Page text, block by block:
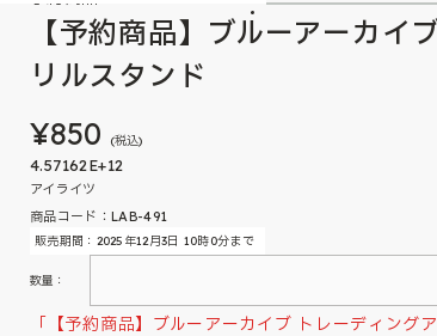
2026/7/23
【予約商品】ブルーアーカイ
リルスタンド
¥850 (税込)
4.57162E+12
アイライツ
商品コード：LAB-491
販売期間：2025年12月3日 10時0分まで
数量：
「【予約商品】ブルーアーカイブ トレーディング